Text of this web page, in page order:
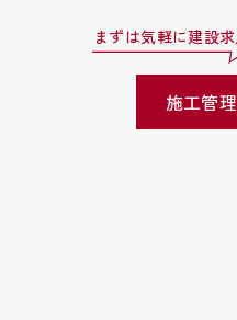
まずは気軽に建設
施工管